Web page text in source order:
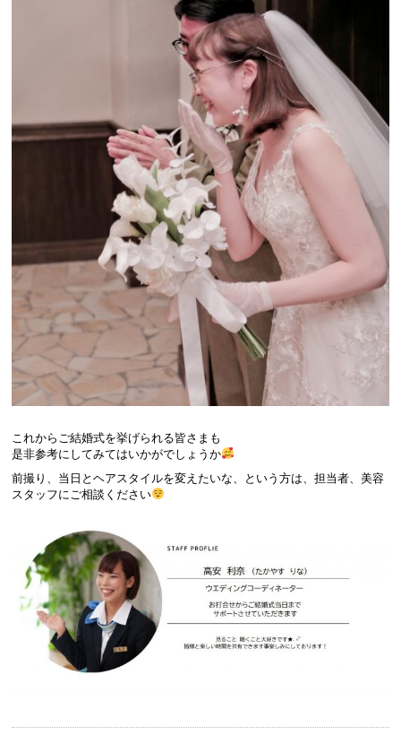
これからご結婚式を挙げられる皆さまも
是非参考にしてみてはいかがでしょうか
前撮り、当日とヘアスタイルを変えたいな、という方は、担当者、美容
スタッフにご相談ください